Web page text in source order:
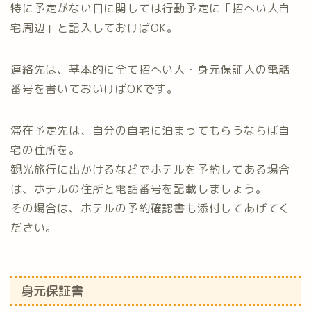
特に予定がない日に関しては行動予定に「招へい人自
宅周辺」と記入しておけばOK。
連絡先は、基本的に全て招へい人・身元保証人の電話
番号を書いておいけばOKです。
滞在予定先は、自分の自宅に泊まってもらうならば自
宅の住所を。
観光旅行に出かけるなどでホテルを予約してある場合
は、ホテルの住所と電話番号を記載しましょう。
その場合は、ホテルの予約確認書も添付してあげてく
ださい。
身元保証書